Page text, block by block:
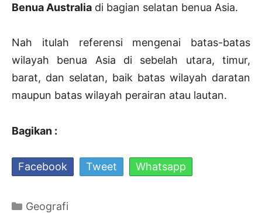
Benua Australia di bagian selatan benua Asia.
Nah itulah referensi mengenai batas-batas
wilayah benua Asia di sebelah utara, timur,
barat, dan selatan, baik batas wilayah daratan
maupun batas wilayah perairan atau lautan.
Bagikan :
Facebook Tweet Whatsapp
Kategori
Geografi